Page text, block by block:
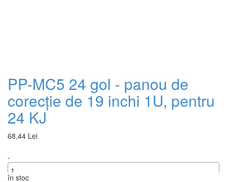
PP-MC5 24 gol - panou de
corecție de 19 inchi 1U, pentru
24 KJ
68,44 Lei
-
în stoc